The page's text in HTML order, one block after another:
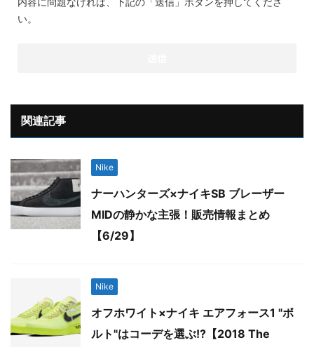
い。
関連記事
Nike
ナーハンターズ×ナイキSB ブレーザー
MIDの静かな主張！販売情報まとめ
【6/29】
Nike
オフホワイト×ナイキ エアフォース1 "ボ
ルト"はコーデを選ぶ!?【2018 The